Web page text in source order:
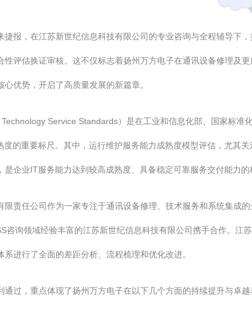
捷报，在江苏新世纪信息科技有限公司的专业咨询与全程辅导下
性评估换证审核。这不仅标志着扬州万方电子在通讯设备修理及
优势，开启了高质量发展的新篇章。
Service Standards）是在工业和信息化部、国家标
的重要标尺。其中，运行维护服务能力成熟度模型评估，尤其
是企业IT服务能力达到较高成熟度、具备稳定可靠服务交付能力的
限责任公司作为一家专注于通讯设备修理、技术服务和系统集成
咨询领域经验丰富的江苏新世纪信息科技有限公司携手合作。
进行了全面的差距分析、流程梳理和优化改进。
通过，重点体现了扬州万方电子在以下几个方面的持续提升与卓越